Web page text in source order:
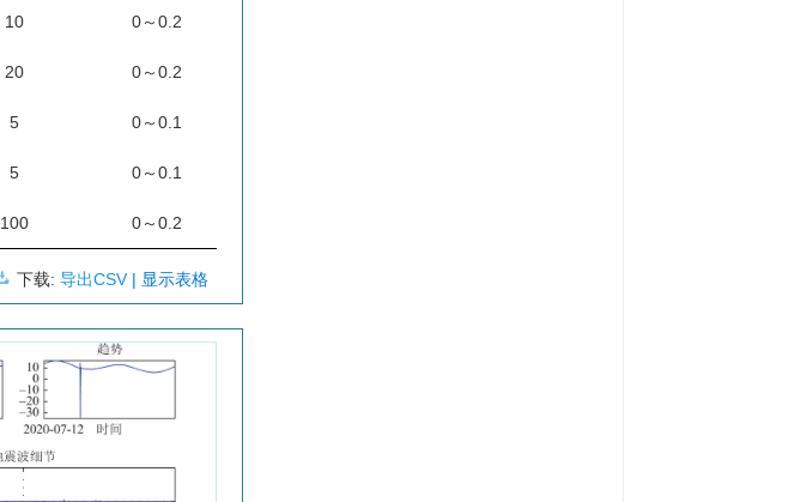
10 0～0.2
20 0～0.2
5 0～0.1
5 0～0.1
100 0～0.2
下载:导出CSV | 显示表格